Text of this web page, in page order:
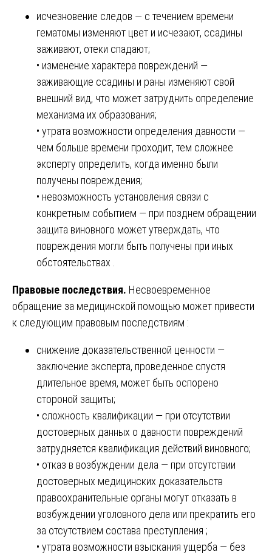
исчезновение следов — с течением времени
гематомы изменяют цвет и исчезают, ссадины
заживают, отеки спадают;
• изменение характера повреждений —
заживающие ссадины и раны изменяют свой
внешний вид, что может затруднить определение
механизма их образования;
• утрата возможности определения давности —
чем больше времени проходит, тем сложнее
эксперту определить, когда именно были
получены повреждения;
• невозможность установления связи с
конкретным событием — при позднем обращении
защита виновного может утверждать, что
повреждения могли быть получены при иных
обстоятельствах .
Правовые последствия. Несвоевременное
обращение за медицинской помощью может привести
к следующим правовым последствиям :
снижение доказательственной ценности —
заключение эксперта, проведенное спустя
длительное время, может быть оспорено
стороной защиты;
• сложность квалификации — при отсутствии
достоверных данных о давности повреждений
затрудняется квалификация действий виновного;
• отказ в возбуждении дела — при отсутствии
достоверных медицинских доказательств
правоохранительные органы могут отказать в
возбуждении уголовного дела или прекратить его
за отсутствием состава преступления ;
• утрата возможности взыскания ущерба — без